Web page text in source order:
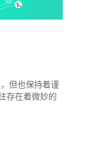
但也保持着谨
存在着微妙的